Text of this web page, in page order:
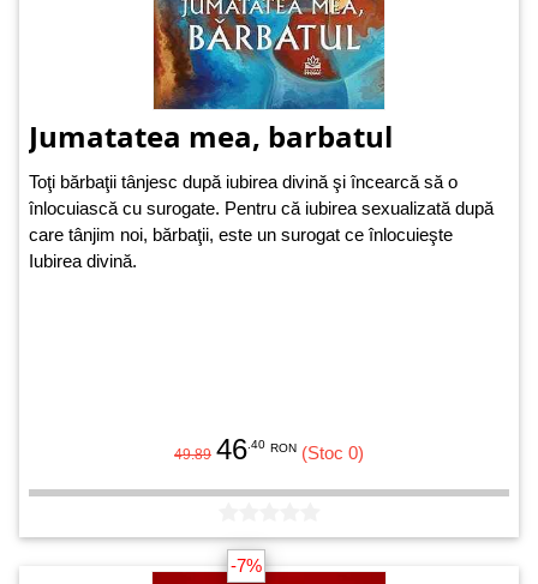
Jumatatea mea, barbatul
Toţi bărbaţii tânjesc după iubirea divină şi încearcă să o
înlocuiască cu surogate. Pentru că iubirea sexualizată după
care tânjim noi, bărbaţii, este un surogat ce înlocuieşte
Iubirea divină.
49.89 46 .40 RON (Stoc 0)
-7%